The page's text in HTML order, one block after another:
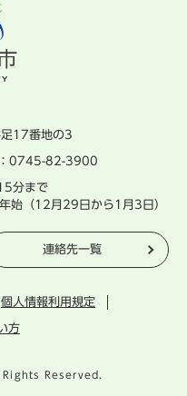
17番地の3
0745-82-3900
分まで
始（12月29日から1月3日）
連絡先一覧
個人情報利用規定
方
Reserved.